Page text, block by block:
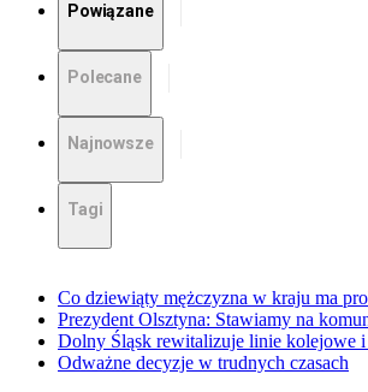
Powiązane
Polecane
Najnowsze
Tagi
Co dziewiąty mężczyzna w kraju ma
Prezydent Olsztyna: Stawiamy na
Dolny Śląsk rewitalizuje linie kolejowe
Odważne decyzje w trudnych czasach